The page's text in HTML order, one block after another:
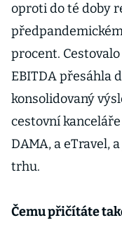
oproti do té doby
procent.
EBITDA přesáhla
konsolidovaný
cestovní
DAMA, a eTravel,
trhu.
Čemu přičítáte